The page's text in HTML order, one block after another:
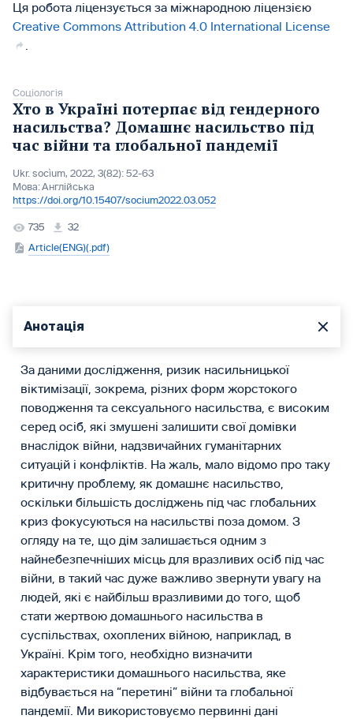
Ця робота ліцензується за міжнародною ліцензією
Creative Commons Attribution 4.0 International License
Соціологія
Хто в Україні потерпає від гендерного
насильства? Домашнє насильство під
час війни та глобальної пандемії
Ukr. socìum, 2022, 3(82): 52-63
Мова:Англійська
https://doi.org/10.15407/socium2022.03.052
735
32
Article(ENG)(.pdf)
Анотація
За даними дослідження, ризик насильницької
віктимізації, зокрема, різних форм жорстокого
поводження та сексуального насильства, є високим
серед осіб, які змушені залишити свої домівки
внаслідок війни, надзвичайних гуманітарних
ситуацій і конфліктів. На жаль, мало відомо про таку
критичну проблему, як домашнє насильство,
оскільки більшість досліджень під час глобальних
криз фокусуються на насильстві поза домом. З
огляду на те, що дім залишається одним з
найнебезпечніших місць для вразливих осіб під час
війни, в такий час дуже важливо звернути увагу на
людей, які є найбільш вразливими до того, щоб
стати жертвою домашнього насильства в
суспільствах, охоплених війною, наприклад, в
Україні. Крім того, необхідно визначити
характеристики домашнього насильства, яке
відбувається на “перетині” війни та глобальної
пандемії. Ми використовуємо первинні дані